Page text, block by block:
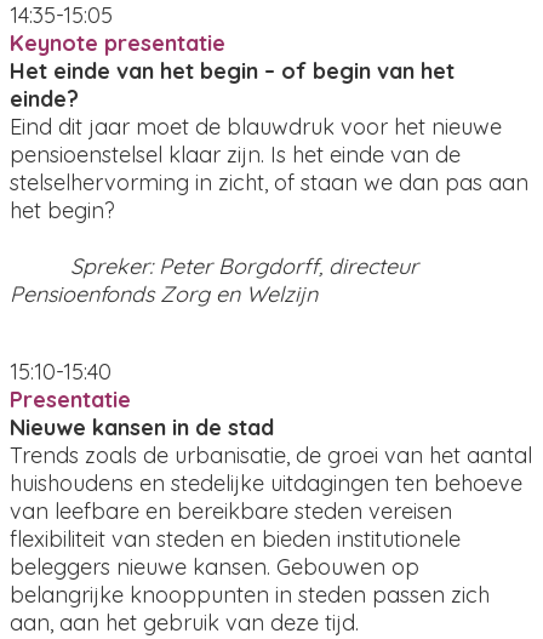
14:35-15:05
Keynote presentatie
Het einde van het begin – of begin van het
einde?
Eind dit jaar moet de blauwdruk voor het nieuwe
pensioenstelsel klaar zijn. Is het einde van de
stelselhervorming in zicht, of staan we dan pas aan
het begin?
Spreker: Peter Borgdorff, directeur
Pensioenfonds Zorg en Welzijn
15:10-15:40
Presentatie
Nieuwe kansen in de stad
Trends zoals de urbanisatie, de groei van het aantal
huishoudens en stedelijke uitdagingen ten behoeve
van leefbare en bereikbare steden vereisen
flexibiliteit van steden en bieden institutionele
beleggers nieuwe kansen. Gebouwen op
belangrijke knooppunten in steden passen zich
aan, aan het gebruik van deze tijd.